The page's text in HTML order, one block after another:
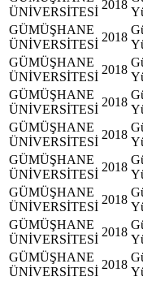
ÜNİVERSİTESİ
2018
GÜMÜŞHANE
ÜNİVERSİTESİ
2018
GÜMÜŞHANE
ÜNİVERSİTESİ
2018
GÜMÜŞHANE
ÜNİVERSİTESİ
2018
GÜMÜŞHANE
ÜNİVERSİTESİ
2018
GÜMÜŞHANE
ÜNİVERSİTESİ
2018
GÜMÜŞHANE
ÜNİVERSİTESİ
2018
GÜMÜŞHANE
ÜNİVERSİTESİ
2018
GÜMÜŞHANE
ÜNİVERSİTESİ
2018